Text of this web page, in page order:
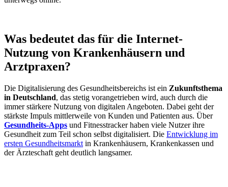
Was bedeutet das für die Internet-
Nutzung von Krankenhäusern und
Arztpraxen?
Die Digitalisierung des Gesundheitsbereichs ist ein Zukunftsthema
in Deutschland, das stetig vorangetrieben wird, auch durch die
immer stärkere Nutzung von digitalen Angeboten. Dabei geht der
stärkste Impuls mittlerweile von Kunden und Patienten aus. Über
Gesundheits-Apps und Fitnesstracker haben viele Nutzer ihre
Gesundheit zum Teil schon selbst digitalisiert. Die Entwicklung im
ersten Gesundheitsmarkt in Krankenhäusern, Krankenkassen und
der Ärzteschaft geht deutlich langsamer.